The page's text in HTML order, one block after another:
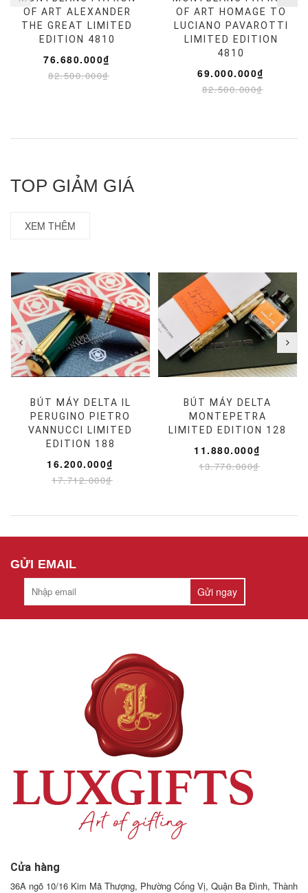
OF ART ALEXANDER
THE GREAT LIMITED
EDITION 4810
76.680.000₫
82.500.000₫
OF ART HOMAGE TO
LUCIANO PAVAROTTI
LIMITED EDITION
4810
69.000.000₫
82.500.000₫
TOP GIẢM GIÁ
XEM THÊM
BÚT MÁY DELTA IL
PERUGINO PIETRO
VANNUCCI LIMITED
EDITION 188
16.200.000₫
17.712.000₫
BÚT MÁY DELTA
MONTEPETRA
LIMITED EDITION 128
11.880.000₫
13.770.000₫
GỬI EMAIL
Gửi ngay
Cửa hàng
36A ngõ 10/16 Kim Mã Thượng, Phường Cống Vị, Quận Ba Đình, Thành